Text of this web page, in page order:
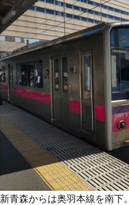
新青森からは奥羽本線を南下。